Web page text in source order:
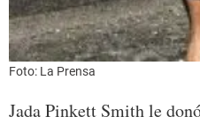
Foto: La Prensa
Jada Pinkett Smith le